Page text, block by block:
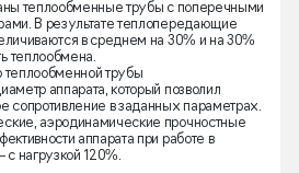
теплообменные трубы с поперечными
В результате теплопередающие
в среднем на 30% и на 30%
теплообмена.
теплообменной трубы
аппарата, который позволил
сопротивление в заданных параметрах.
аэродинамические прочностные
аппарата при работе в
нагрузкой 120%.